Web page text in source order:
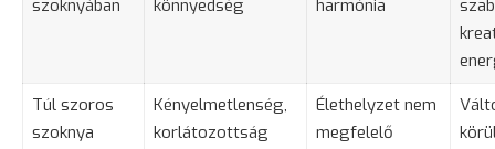
szoknyában
könnyedség
harmónia
Túl szoros
szoknya
Kényelmetlenség,
korlátozottság
Élethelyzet nem
megfelelő